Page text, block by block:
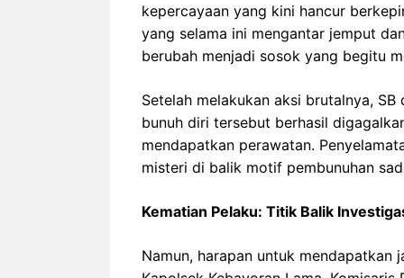
kepercayaan yang kini hancur
yang selama ini mengantar jemput
berubah menjadi sosok yang begitu
Setelah melakukan aksi brutalnya,
bunuh diri tersebut berhasil
mendapatkan perawatan.
misteri di balik motif pembunuhan
Kematian Pelaku: Titik Balik
Namun, harapan untuk mendapatkan